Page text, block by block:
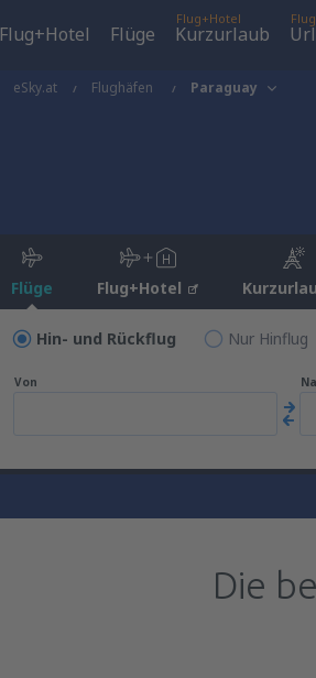
Flug+Hotel Flüge
Flug+Hotel
Kurzurlaub
eSky.at Flughäfen Paraguay
Flüge Flug+Hotel
Hin- und Rückflug Nur Hinflug
Von
Die